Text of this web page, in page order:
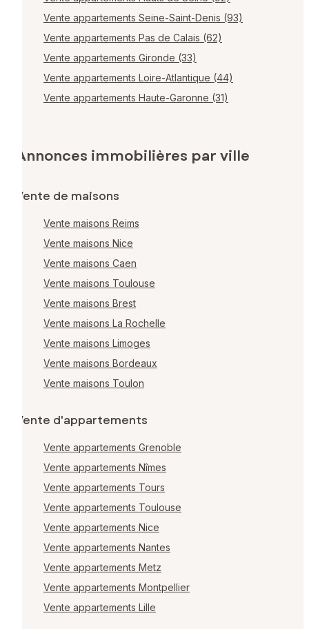
Vente appartements Seine-Saint-Denis (93)
Vente appartements Pas de Calais (62)
Vente appartements Gironde (33)
Vente appartements Loire-Atlantique (44)
Vente appartements Haute-Garonne (31)
Annonces immobilières par ville
Vente de maisons
Vente maisons Reims
Vente maisons Nice
Vente maisons Caen
Vente maisons Toulouse
Vente maisons Brest
Vente maisons La Rochelle
Vente maisons Limoges
Vente maisons Bordeaux
Vente maisons Toulon
Vente d'appartements
Vente appartements Grenoble
Vente appartements Nîmes
Vente appartements Tours
Vente appartements Toulouse
Vente appartements Nice
Vente appartements Nantes
Vente appartements Metz
Vente appartements Montpellier
Vente appartements Lille